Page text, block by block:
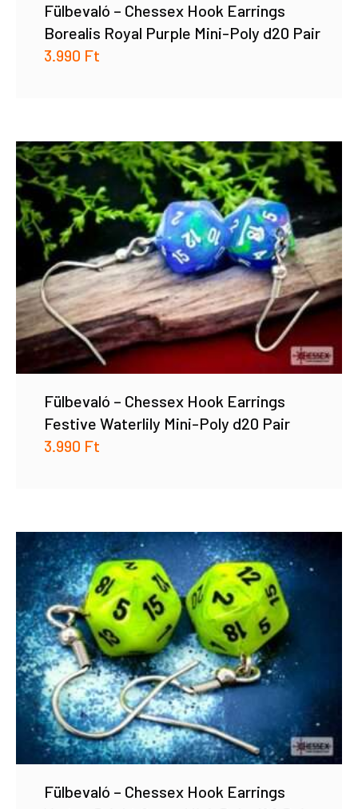
Fülbevaló – Chessex Hook Earrings
Borealis Royal Purple Mini-Poly d20 Pair
3.990 Ft
Fülbevaló – Chessex Hook Earrings
Festive Waterlily Mini-Poly d20 Pair
3.990 Ft
Fülbevaló – Chessex Hook Earrings